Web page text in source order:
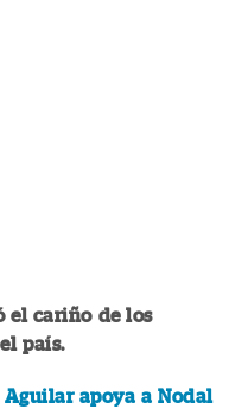
el cariño de los
país.
Aguilar apoya a Nodal